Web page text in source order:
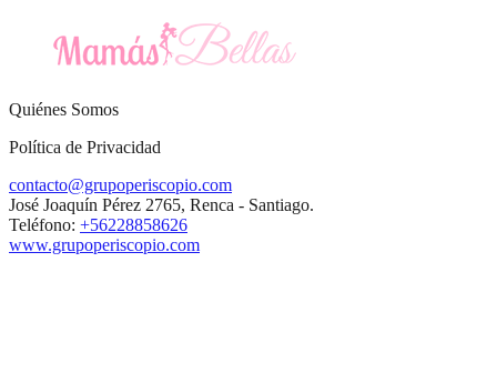
Quiénes Somos
Política de Privacidad
contacto@grupoperiscopio.com
José Joaquín Pérez 2765, Renca - Santiago.
Teléfono: +56228858626
www.grupoperiscopio.com